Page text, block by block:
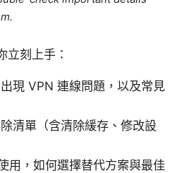
立刻上手：
現 VPN 連線問題，以及常見
清單（含清除緩存、修改設
用，如何選擇替代方案與最佳